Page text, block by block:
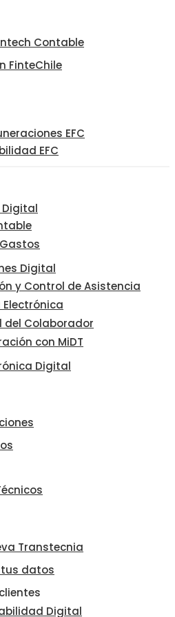
Contable
FinteChile
EFC
EFC
Digital
y Control de Asistencia
Electrónica
del Colaborador
con MiDT
Digital
Transtecnia
datos
Digital